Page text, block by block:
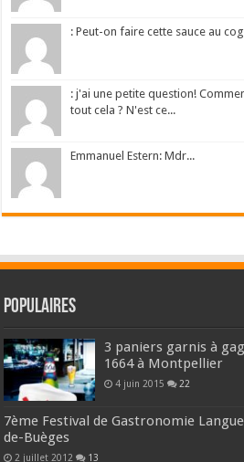
: Peut-on faire cette sauce au
: j'ai une petite question!
tout cela ? N'est ce...
Emmanuel Estern: Mdr...
Populaires
3 paniers garnis à
1664 à Montpellier
4 juin 2015 22
7ème Festival de Gastronomie
de-Buèges
2 juillet 2012 13